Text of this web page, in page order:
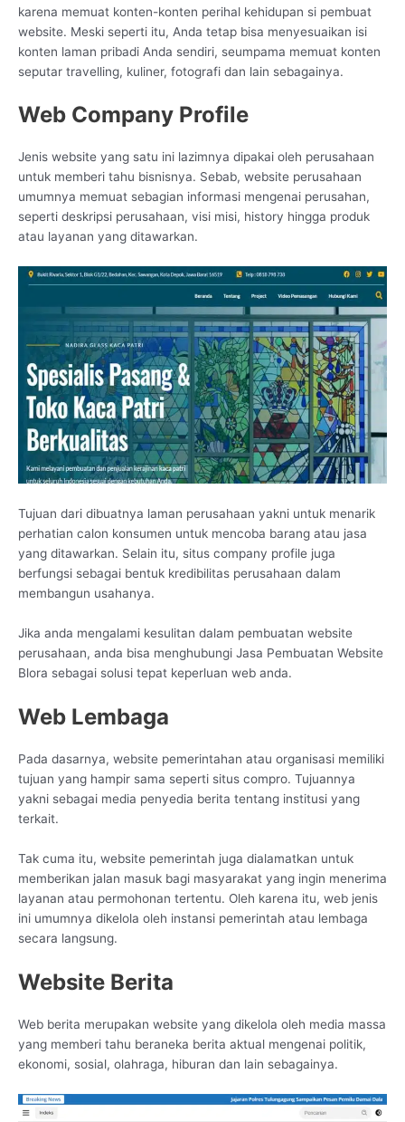
karena memuat konten-konten perihal kehidupan si pembuat
website. Meski seperti itu, Anda tetap bisa menyesuaikan isi
konten laman pribadi Anda sendiri, seumpama memuat konten
seputar travelling, kuliner, fotografi dan lain sebagainya.
Web Company Profile
Jenis website yang satu ini lazimnya dipakai oleh perusahaan
untuk memberi tahu bisnisnya. Sebab, website perusahaan
umumnya memuat sebagian informasi mengenai perusahan,
seperti deskripsi perusahaan, visi misi, history hingga produk
atau layanan yang ditawarkan.
Tujuan dari dibuatnya laman perusahaan yakni untuk menarik
perhatian calon konsumen untuk mencoba barang atau jasa
yang ditawarkan. Selain itu, situs company profile juga
berfungsi sebagai bentuk kredibilitas perusahaan dalam
membangun usahanya.
Jika anda mengalami kesulitan dalam pembuatan website
perusahaan, anda bisa menghubungi Jasa Pembuatan Website
Blora sebagai solusi tepat keperluan web anda.
Web Lembaga
Pada dasarnya, website pemerintahan atau organisasi memiliki
tujuan yang hampir sama seperti situs compro. Tujuannya
yakni sebagai media penyedia berita tentang institusi yang
terkait.
Tak cuma itu, website pemerintah juga dialamatkan untuk
memberikan jalan masuk bagi masyarakat yang ingin menerima
layanan atau permohonan tertentu. Oleh karena itu, web jenis
ini umumnya dikelola oleh instansi pemerintah atau lembaga
secara langsung.
Website Berita
Web berita merupakan website yang dikelola oleh media massa
yang memberi tahu beraneka berita aktual mengenai politik,
ekonomi, sosial, olahraga, hiburan dan lain sebagainya.